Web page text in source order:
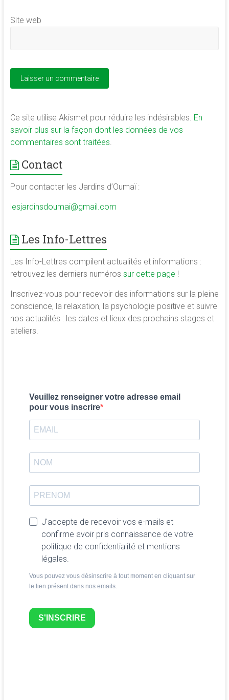
Site web
Ce site utilise Akismet pour réduire les indésirables. En
savoir plus sur la façon dont les données de vos
commentaires sont traitées
Contact
Pour contacter les Jardins d’Oumaï :
lesjardinsdoumai@gmail.com
Les Info-Lettres
Les Info-Lettres compilent actualités et informations :
retrouvez les derniers numéros sur cette page !
Inscrivez-vous pour recevoir des informations sur la pleine
conscience, la relaxation, la psychologie positive et suivre
nos actualités : les dates et lieux des prochains stages et
ateliers.
Veuillez renseigner votre adresse email
pour vous inscrire
J'accepte de recevoir vos e-mails et
confirme avoir pris connaissance de votre
politique de confidentialité et mentions
légales.
Vous pouvez vous désinscrire à tout moment en cliquant sur
le lien présent dans nos emails.
S'INSCRIRE